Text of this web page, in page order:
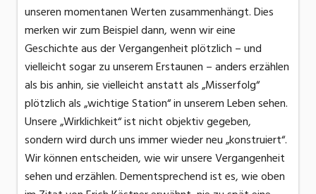
unseren momentanen Werten zusammenhängt. Dies
merken wir zum Beispiel dann, wenn wir eine
Geschichte aus der Vergangenheit plötzlich – und
vielleicht sogar zu unserem Erstaunen – anders erzählen
als bis anhin, sie vielleicht anstatt als „Misserfolg“
plötzlich als „wichtige Station“ in unserem Leben sehen.
Unsere „Wirklichkeit“ ist nicht objektiv gegeben,
sondern wird durch uns immer wieder neu „konstruiert“.
Wir können entscheiden, wie wir unsere Vergangenheit
sehen und erzählen. Dementsprechend ist es, wie oben